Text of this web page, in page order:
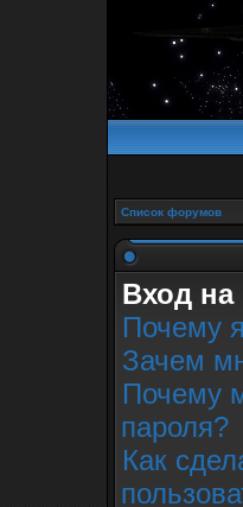
Список форумов
Вход на
Почему
Зачем
Почему
пароля?
Как